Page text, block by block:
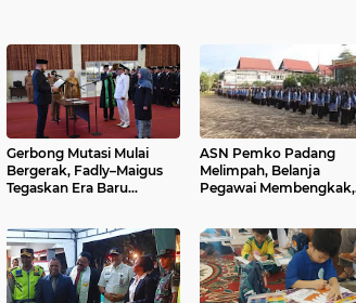
Gerbong Mutasi Mulai
Bergerak, Fadly–Maigus
Tegaskan Era Baru
ASN Pemko Padang
Melimpah, Belanja
Pegawai Membengkak,